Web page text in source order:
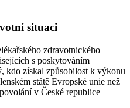
situaci
zdravotnického
s poskytováním
kdo získal způsobilost k výkonu
státě Evropské unie než
v České republice